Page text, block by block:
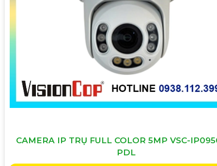
CAMERA IP TRỤ FULL COLOR 5MP VSC-
PDL